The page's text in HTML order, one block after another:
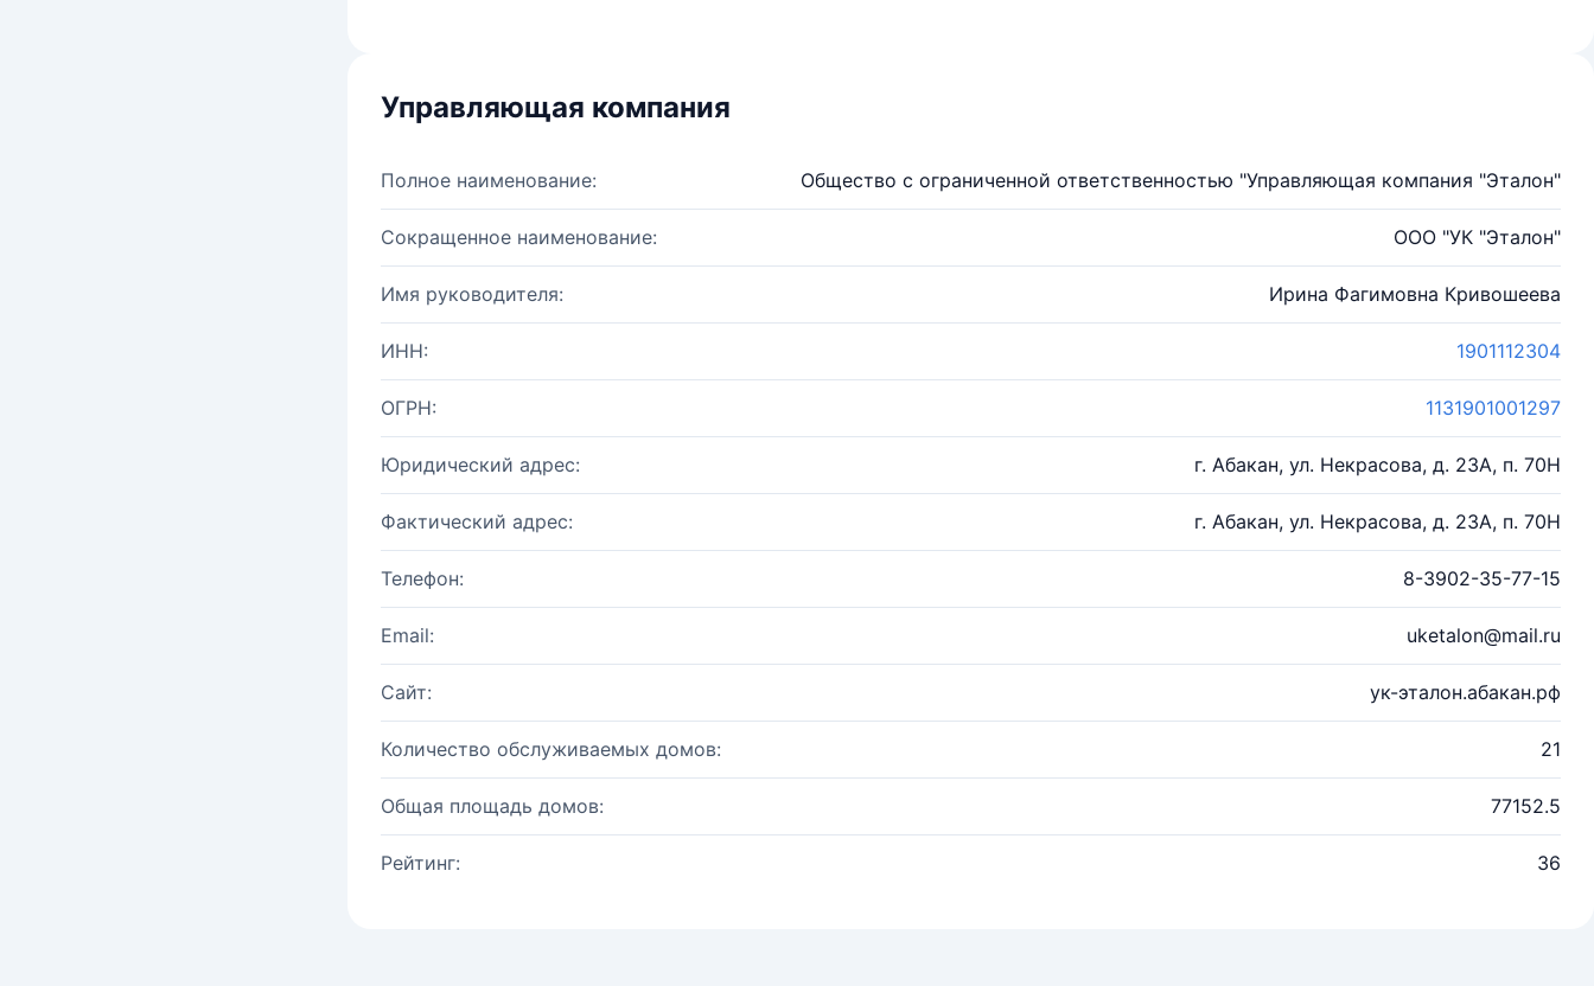
Управляющая компания
Полное наименование: Общество с ограниченной ответственностью "Управляющая компания "Эталон"
Сокращенное наименование: ООО "УК "Эталон"
Имя руководителя: Ирина Фагимовна Кривошеева
ИНН: 1901112304
ОГРН: 1131901001297
Юридический адрес: г. Абакан, ул. Некрасова, д. 23А, п. 70Н
Фактический адрес: г. Абакан, ул. Некрасова, д. 23А, п. 70Н
Телефон: 8-3902-35-77-15
Email: uketalon@mail.ru
Сайт: ук-эталон.абакан.рф
Количество обслуживаемых домов: 21
Общая площадь домов: 77152.5
Рейтинг: 36